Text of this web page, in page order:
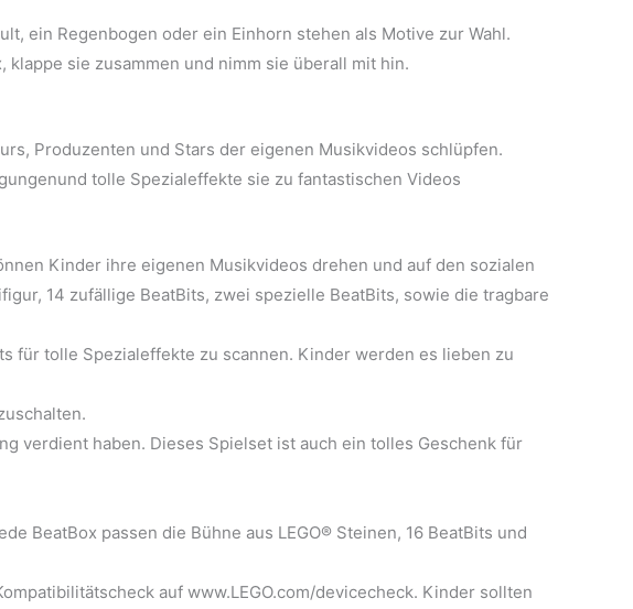
ein Regenbogen oder ein Einhorn stehen als Motive zur Wahl.
sie zusammen und nimm sie überall mit hin.
Produzenten und Stars der eigenen Musikvideos schlüpfen.
tolle Spezialeffekte sie zu fantastischen Videos
Kinder ihre eigenen Musikvideos drehen und auf den sozialen
14 zufällige BeatBits, zwei spezielle BeatBits, sowie die tragbare
für tolle Spezialeffekte zu scannen. Kinder werden es lieben zu
verdient haben. Dieses Spielset ist auch ein tolles Geschenk für
BeatBox passen die Bühne aus LEGO® Steinen, 16 BeatBits und
auf www.LEGO.com/devicecheck. Kinder sollten